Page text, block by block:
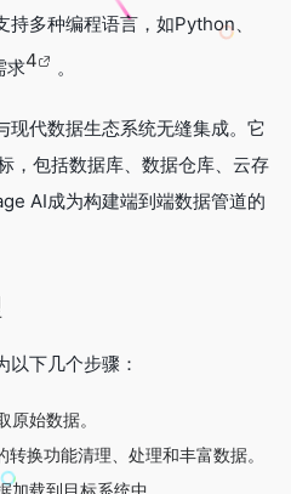
多种编程语言，如Python、
求4 。
现代数据生态系统无缝集成。它
，包括数据库、数据仓库、云存
AI成为构建端到端数据管道的
下几个步骤：
原始数据。
转换功能清理、处理和丰富数据。
加载到目标系统中。